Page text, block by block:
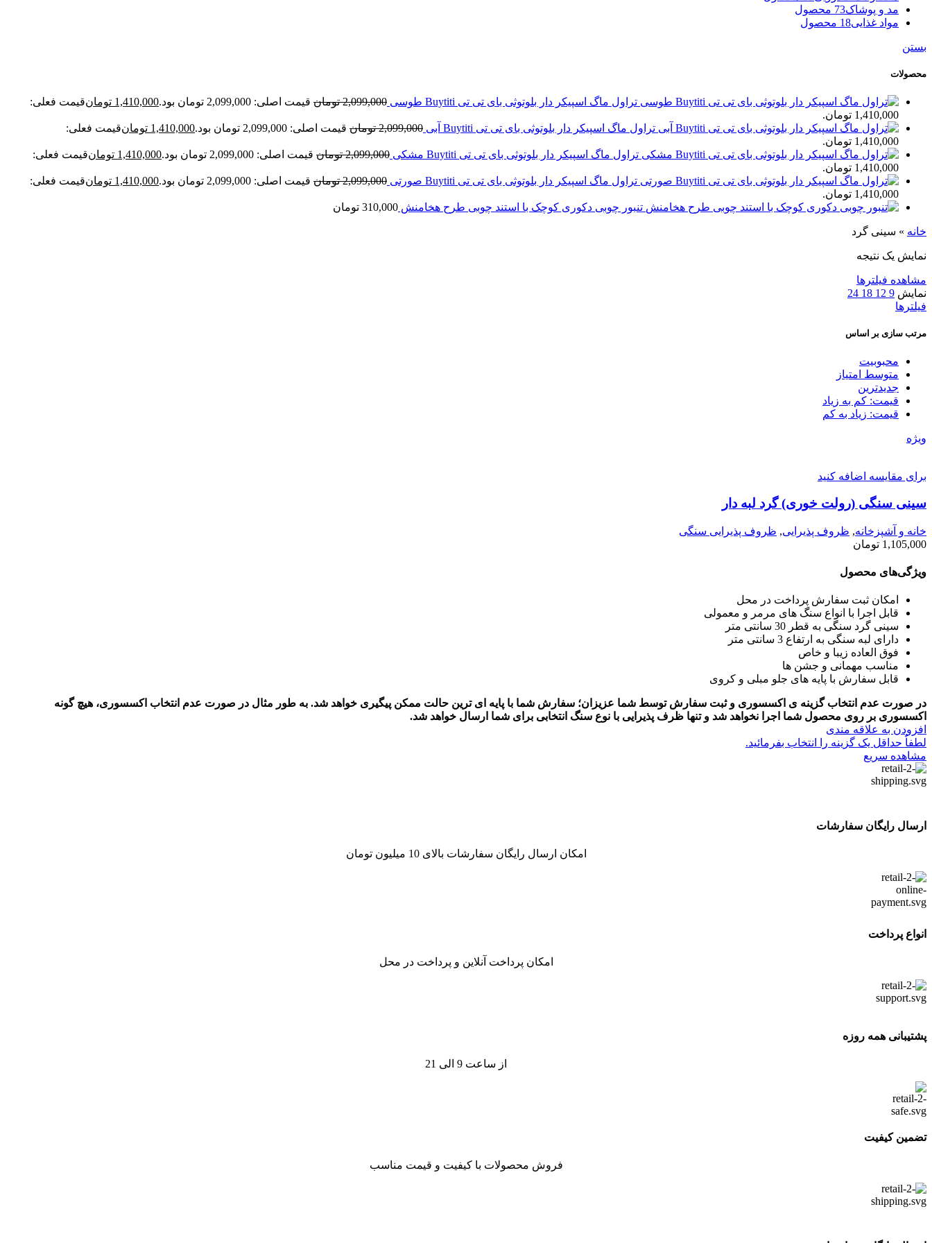
مد و پوشاک73 محصول
مواد غذایی18 محصول
بستن
محصولات
تراول ماگ اسپیکر دار بلوتوثی بای تی تی Buytiti طوسی 2,099,000 تومان قیمت اصلی: 2,099,000 تومان بود. 1,410,000 تومانقیمت فعلی:
1,410,000 تومان.
تراول ماگ اسپیکر دار بلوتوثی بای تی تی Buytiti آبی
2,099,000 تومان قیمت اصلی: 2,099,000 تومان بود. 1,410,000 تومانقیمت فعلی:
1,410,000 تومان.
تراول ماگ اسپیکر دار بلوتوثی بای تی تی Buytiti مشکی
2,099,000 تومان قیمت اصلی: 2,099,000 تومان بود. 1,410,000 تومانقیمت فعلی:
1,410,000 تومان.
تراول ماگ اسپیکر دار بلوتوثی بای تی تی Buytiti صورتی
2,099,000 تومان قیمت اصلی: 2,099,000 تومان بود. 1,410,000 تومانقیمت فعلی:
1,410,000 تومان.
تنبور چوبی دکوری کوچک با استند چوبی طرح هخامنش 310,000 تومان
خانه » سینی گرد
نمایش یک نتیجه
مشاهده فیلترها
نمایش 9
12
18
24
فیلترها
مرتب سازی بر اساس
محبوبیت
متوسط امتیاز
جدیدترین
قیمت: کم به زیاد
قیمت: زیاد به کم
ویژه
برای مقایسه اضافه کنید
سینی سنگی (رولت خوری) گرد لبه دار
خانه و آشپزخانه, ظروف پذیرایی, ظروف پذیرایی سنگی
1,105,000 تومان
ویژگی‌های محصول
امکان ثبت سفارش پرداخت در محل
قابل اجرا با انواع سنگ های مرمر و معمولی
سینی گرد سنگی به قطر 30 سانتی متر
دارای لبه سنگی به ارتفاع 3 سانتی متر
فوق العاده زیبا و خاص
مناسب مهمانی و جشن ها
قابل سفارش با پایه های جلو مبلی و کروی
در صورت عدم انتخاب گزینه ی اکسسوری و ثبت سفارش توسط شما عزیزان؛ سفارش شما با پایه ای ترین حالت ممکن پیگیری خواهد شد. به طور مثال در صورت عدم انتخاب اکسسوری، هیچ گونه
اکسسوری بر روی محصول شما اجرا نخواهد شد و تنها ظرف پذیرایی با نوع سنگ انتخابی برای شما ارسال خواهد شد.
افزودن به علاقه مندی
لطفاٌ حداقل یک گزینه را انتخاب بفرمائید.
مشاهده سریع
ارسال رایگان سفارشات
امکان ارسال رایگان سفارشات بالای 10 میلیون تومان
انواع پرداخت
امکان پرداخت آنلاین و پرداخت در محل
پشتیبانی همه روزه
از ساعت 9 الی 21
تضمین کیفیت
فروش محصولات با کیفیت و قیمت مناسب